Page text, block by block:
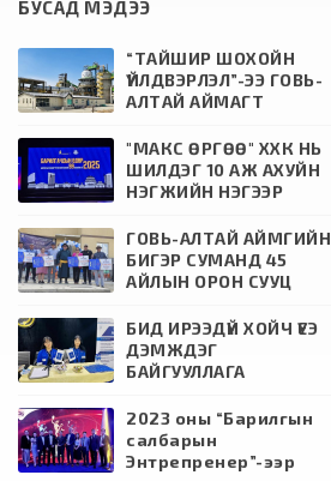
БУСАД МЭДЭЭ
“ТАЙШИР ШОХОЙН
ҮЙЛДВЭРЛЭЛ”-ЭЭ ГОВЬ-
АЛТАЙ АЙМАГТ
"МАКС ӨРГӨӨ" ХХК НЬ
ШИЛДЭГ 10 АЖ АХУЙН
НЭГЖИЙН НЭГЭЭР
ГОВЬ-АЛТАЙ АЙМГИЙН
БИГЭР СУМАНД 45
АЙЛЫН ОРОН СУУЦ
АШИГЛАЛТАНД ОРЛОО
БИД ИРЭЭДҮЙ ХОЙЧ ҮЕЭ
ДЭМЖДЭГ
БАЙГУУЛЛАГА
2023 оны “Барилгын
салбарын
Энтрепренер”-ээр